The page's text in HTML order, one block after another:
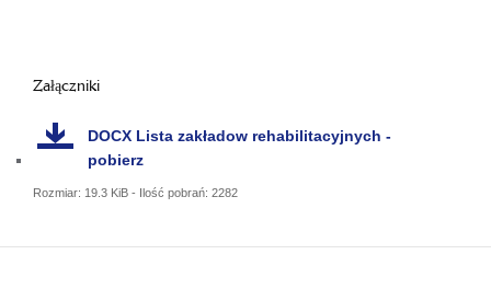
Załączniki
DOCX Lista zakładow rehabilitacyjnych -
pobierz
Rozmiar: 19.3 KiB - Ilość pobrań: 2282